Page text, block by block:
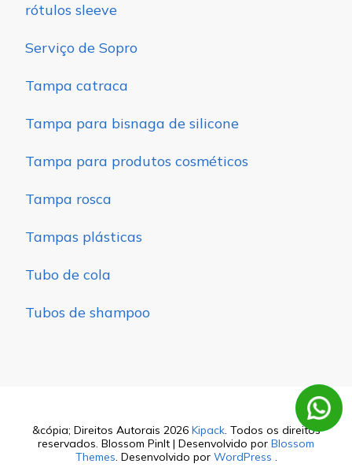
rótulos sleeve
Serviço de Sopro
Tampa catraca
Tampa para bisnaga de silicone
Tampa para produtos cosméticos
Tampa rosca
Tampas plásticas
Tubo de cola
Tubos de shampoo
&cópia; Direitos Autorais 2026 Kipack. Todos os direitos
reservados. Blossom PinIt | Desenvolvido por Blossom
Themes. Desenvolvido por WordPress .